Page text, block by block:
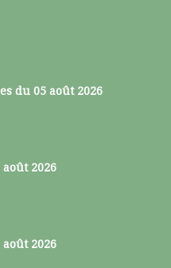
du 05 août 2026
août 2026
août 2026